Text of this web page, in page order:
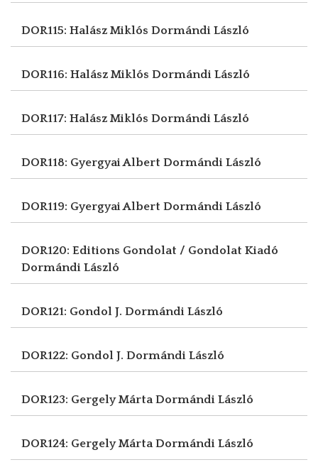
DOR115: Halász Miklós Dormándi László
DOR116: Halász Miklós Dormándi László
DOR117: Halász Miklós Dormándi László
DOR118: Gyergyai Albert Dormándi László
DOR119: Gyergyai Albert Dormándi László
DOR120: Editions Gondolat / Gondolat Kiadó
Dormándi László
DOR121: Gondol J. Dormándi László
DOR122: Gondol J. Dormándi László
DOR123: Gergely MártaDormándi László
DOR124: Gergely MártaDormándi László